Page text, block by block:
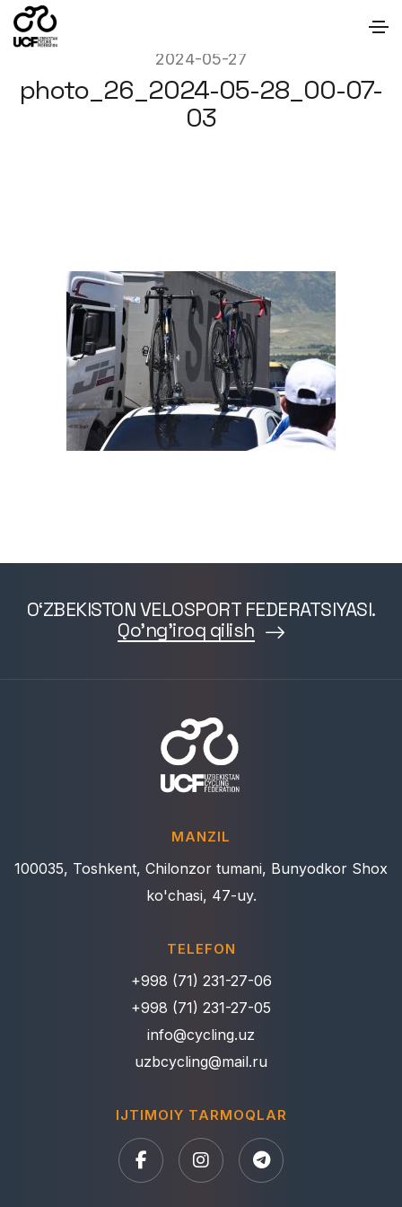
2024-05-27
photo_26_2024-05-28_00-07-
03
O‘ZBEKISTON VELOSPORT FEDERATSIYASI.
Qo'ng'iroq qilish
MANZIL
100035, Toshkent, Chilonzor tumani, Bunyodkor Shox
ko'chasi, 47-uy.
TELEFON
+998 (71) 231-27-06
+998 (71) 231-27-05
info@cycling.uz
uzbcycling@mail.ru
IJTIMOIY TARMOQLAR